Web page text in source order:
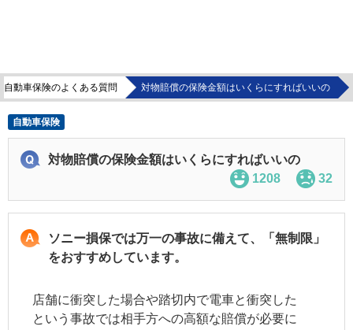
自動車保険のよくある質問 対物賠償の保険金額はいくらにすればいいの
自動車保険
対物賠償の保険金額はいくらにすればいいの
1208
32
ソニー損保では万一の事故に備えて、「無制限」
をおすすめしています。
店舗に衝突した場合や踏切内で電車と衝突した
という事故では相手方への高額な賠償が必要に